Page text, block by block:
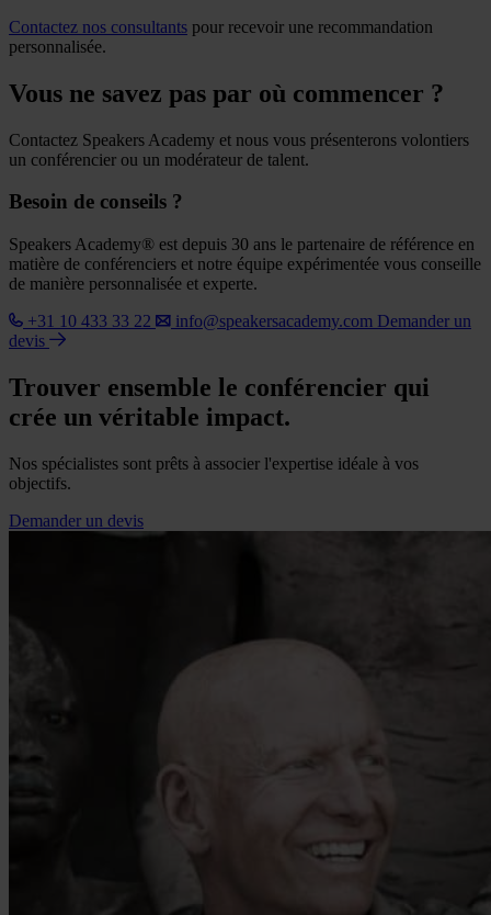
Contactez nos consultants pour recevoir une recommandation
personnalisée.
Vous ne savez pas par où commencer ?
Contactez Speakers Academy et nous vous présenterons volontiers
un conférencier ou un modérateur de talent.
Besoin de conseils ?
Speakers Academy® est depuis 30 ans le partenaire de référence en
matière de conférenciers et notre équipe expérimentée vous conseille
de manière personnalisée et experte.
+31 10 433 33 22
info@speakersacademy.com Demander un
devis
Trouver ensemble le conférencier qui
crée un véritable impact.
Nos spécialistes sont prêts à associer l'expertise idéale à vos
objectifs.
Demander un devis